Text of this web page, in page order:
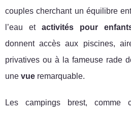
couples cherchant un équilibre
l’eau etactivités pour
donnent accès aux piscines,
privatives ou à la fameuse rade
une vue remarquable.
Les campings brest, comme